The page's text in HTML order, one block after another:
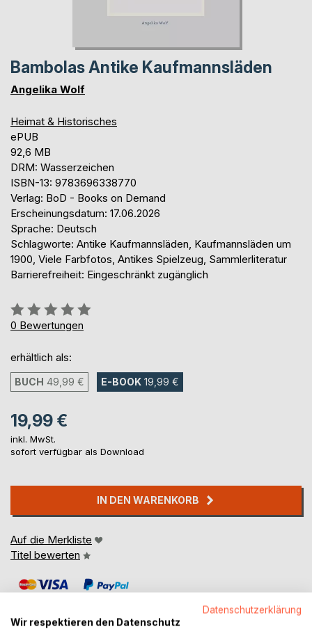
Bambolas Antike Kaufmannsläden
Angelika Wolf
Heimat & Historisches
ePUB
92,6 MB
DRM: Wasserzeichen
ISBN-13: 9783696338770
Verlag: BoD - Books on Demand
Erscheinungsdatum: 17.06.2026
Sprache: Deutsch
Schlagworte: Antike Kaufmannsläden, Kaufmannsläden um
1900, Viele Farbfotos, Antikes Spielzeug, Sammlerliteratur
Barrierefreiheit: Eingeschränkt zugänglich
Bewertung::
0%
0 Bewertungen
erhältlich als:
BUCH 49,99 € E-BOOK 19,99 €
19,99 €
inkl. MwSt.
sofort verfügbar als Download
IN DEN WARENKORB
Auf die Merkliste
Titel bewerten
Datenschutzerklärung
Wir respektieren den Datenschutz